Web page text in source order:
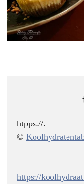
htpps://.
©
https://